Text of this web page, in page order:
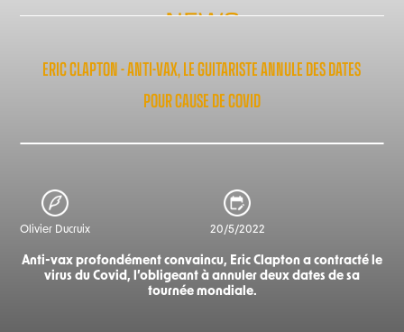
NEWS
ERIC CLAPTON - ANTI-VAX, LE GUITARISTE ANNULE DES DATES
POUR CAUSE DE COVID
Olivier Ducruix 20/5/2022
Anti-vax profondément convaincu, Eric Clapton a contracté le
virus du Covid, l’obligeant à annuler deux dates de sa
tournée mondiale.